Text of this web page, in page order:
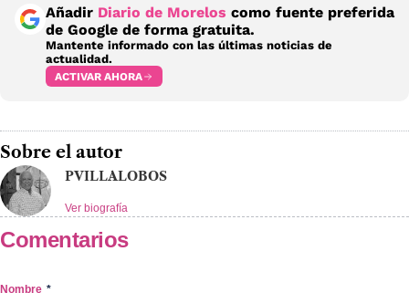
Añadir Diario de Morelos como fuente preferida
de Google de forma gratuita.
Mantente informado con las últimas noticias de
actualidad.
ACTIVAR AHORA
Sobre el autor
PVILLALOBOS
Ver biografía
Comentarios
Nombre *